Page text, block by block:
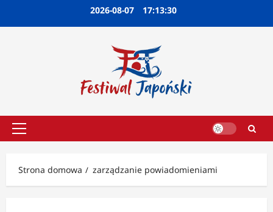
2026-08-07 17:13:31
Menu
Strona domowa
zarządzanie powiadomieniami